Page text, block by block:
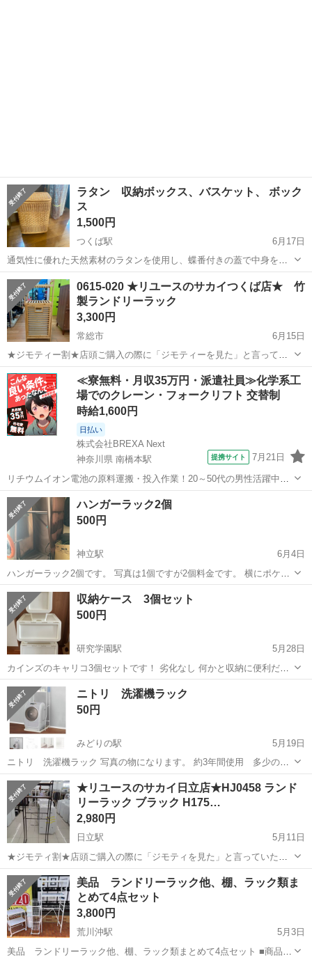
ラタン 収納ボックス、バスケット、 ボック
ス
1,500円
つくば駅
6月17日
通気性に優れた天然素材のラタンを使用し、蝶番付きの蓋で中身を隠
してすっきりと収納できるスクエア型バスケットです。 ファミリーマ
ート、つくば赤塚店にてお渡し予定です ずいぶん昔に買って使わずに
込んでしまった品です
茨城 つくば市 つくば駅
0615-020 ★リユースのサカイつくば店★ 竹
製ランドリーラック
3,300円
常総市
6月15日
★ジモティー割★店頭ご購入の際に「ジモティーを見た」と言ってい
ただくとジモティー限定価格（掲載価格の10%OFF）でご購入が可能
です。 必ずご精算前にスタッフまでお伝えくださいませ。 ■引越でお
なじみ、サカイ引越セン...
茨城 常総市 収納家具 サカイ
≪寮無料・月収35万円・派遣社員≫化学系工
場でのクレーン・フォークリフト 交替制
時給1,600円
日払い
株式会社BREXA Next
神奈川県 南橋本駅
提携サイト 7月21日
リチウムイオン電池の原料運搬・投入作業！20～50代の男性活躍中★
ワンルーム寮完備！赴任旅費会社負担！年間休日130日★フォークリフ
ト免許お持ちの方、活躍中！就業先食堂利用可★《神奈川県相模原
市》 人気の工場のお仕事 ◇電...
神奈川 相模原市 南橋本駅 その他
ハンガーラック2個
500円
神立駅
6月4日
ハンガーラック2個です。 写真は1個ですが2個料金です。 横にポケッ
トがあり便利です。 縦 約175cm 横 約80cm
茨城 かすみがうら市 神立駅 収納家具
収納ケース 3個セット
500円
研究学園駅
5月28日
カインズのキャリコ3個セットです！ 劣化なし 何かと収納に便利だと
思います！ よろしくお願いします◡̈
茨城 つくば市 研究学園駅 収納家具
ニトリ 洗濯機ラック
50円
みどりの駅
5月19日
ニトリ 洗濯機ラック 写真の物になります。 約3年間使用 多少の使
用感ございますが、まだまだ使えます。 おそらく解体せずに運べるの
でそのまま取りに来れる方優先でお願いいたします。 返品NG
茨城 つくば市 みどりの駅 収納家具 ラック
★リユースのサカイ日立店★HJ0458 ランド
リーラック ブラック H175…
2,980円
日立駅
5月11日
★ジモティ割★店頭ご購入の際に「ジモティを見た」と言っていただ
くとジモティ限定価格（掲載価格の10%OFF）でご購入が可能です。
ぜひ店頭にてスタッフまでお伝えくださいませ。 ----------------------...
茨城 日立市 日立駅 収納家具
美品 ランドリーラック他、棚、ラック類ま
とめて4点セット
3,800円
荒川沖駅
5月3日
美品 ランドリーラック他、棚、ラック類まとめて4点セット ■商品状